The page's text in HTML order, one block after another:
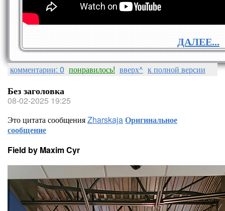
ДАЛЕЕ...
комментарии: 0 понравилось! вверх^ к полной версии
Без заголовка
08-02-2025 19:25
Это цитата сообщенияZharskajaОригинальное
сообщение
Field by Maxim Cyr